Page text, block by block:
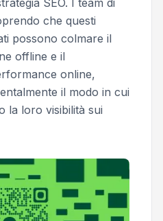
SEO. I team di
che questi
possono colmare il
offline e il
online,
il modo in cui
la loro visibilità sui